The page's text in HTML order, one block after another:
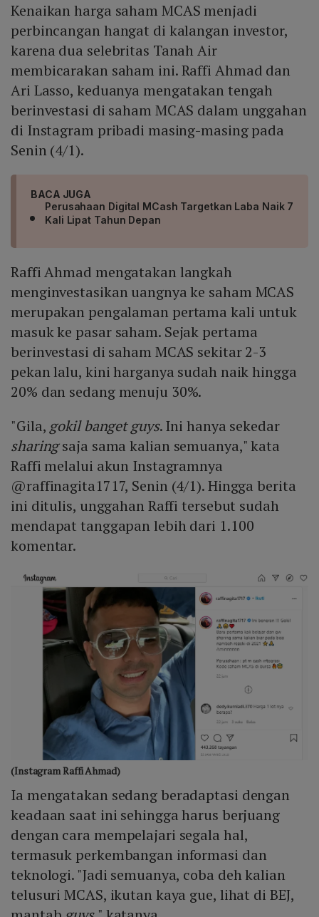
Kenaikan harga saham MCAS menjadi
perbincangan hangat di kalangan investor,
karena dua selebritas Tanah Air
membicarakan saham ini. Raffi Ahmad dan
Ari Lasso, keduanya mengatakan tengah
berinvestasi di saham MCAS dalam unggahan
di Instagram pribadi masing-masing pada
Senin (4/1).
BACA JUGA
Perusahaan Digital MCash Targetkan Laba Naik 7
Kali Lipat Tahun Depan
Raffi Ahmad mengatakan langkah
menginvestasikan uangnya ke saham MCAS
merupakan pengalaman pertama kali untuk
masuk ke pasar saham. Sejak pertama
berinvestasi di saham MCAS sekitar 2-3
pekan lalu, kini harganya sudah naik hingga
20% dan sedang menuju 30%.
"Gila,gokil bangetguys. Ini hanya sekedar
sharingsaja sama kalian semuanya," kata
Raffi melalui akun Instagramnya
@raffinagita1717, Senin (4/1). Hingga berita
ini ditulis, unggahan Raffi tersebut sudah
mendapat tanggapan lebih dari 1.100
komentar.
(Instagram Raffi Ahmad)
Ia mengatakan sedang beradaptasi dengan
keadaan saat ini sehingga harus berjuang
dengan cara mempelajari segala hal,
termasuk perkembangan informasi dan
teknologi. "Jadi semuanya, coba deh kalian
telusuri MCAS, ikutan kaya gue, lihat di BEJ,